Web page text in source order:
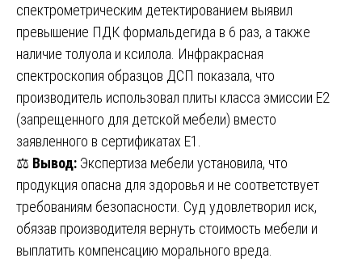
спектрометрическим детектированием выявил
превышение ПДК формальдегида в 6 раз, а также
наличие толуола и ксилола. Инфракрасная
спектроскопия образцов ДСП показала, что
производитель использовал плиты класса эмиссии Е2
(запрещенного для детской мебели) вместо
заявленного в сертификатах Е1.
⚖️ Вывод: Экспертиза мебели установила, что
продукция опасна для здоровья и не соответствует
требованиям безопасности. Суд удовлетворил иск,
обязав производителя вернуть стоимость мебели и
выплатить компенсацию морального вреда.